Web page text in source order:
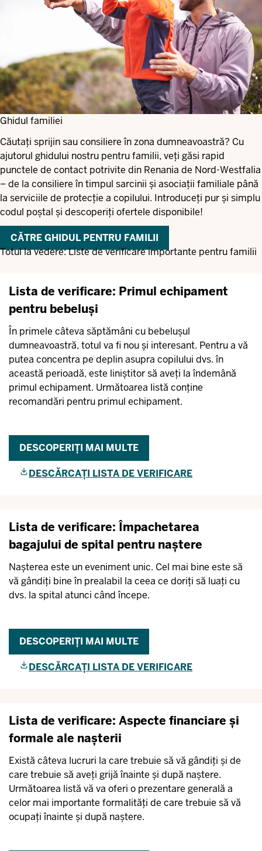
Ghidul familiei
Căutați sprijin sau consiliere în zona dumneavoastră? Cu
ajutorul ghidului nostru pentru familii, veți găsi rapid
punctele de contact potrivite din Renania de Nord-Westfalia
– de la consiliere în timpul sarcinii și asociații familiale până
la serviciile de protecție a copilului. Introduceți pur și simplu
codul poștal și descoperiți ofertele disponibile!
CĂTRE GHIDUL PENTRU FAMILII
Totul la vedere: Liste de verificare importante pentru familii
Lista de verificare: Primul echipament
pentru bebeluși
În primele câteva săptămâni cu bebelușul
dumneavoastră, totul va fi nou și interesant. Pentru a vă
putea concentra pe deplin asupra copilului dvs. în
această perioadă, este liniștitor să aveți la îndemână
primul echipament. Următoarea listă conține
recomandări pentru primul echipament.
DESCOPERIȚI MAI MULTE
DESCĂRCAȚI LISTA DE VERIFICARE
Lista de verificare: Împachetarea
bagajului de spital pentru naștere
Nașterea este un eveniment unic. Cel mai bine este să
vă gândiți bine în prealabil la ceea ce doriți să luați cu
dvs. la spital atunci când începe.
DESCOPERIȚI MAI MULTE
DESCĂRCAȚI LISTA DE VERIFICARE
Lista de verificare: Aspecte financiare și
formale ale nașterii
Există câteva lucruri la care trebuie să vă gândiți și de
care trebuie să aveți grijă înainte și după naștere.
Următoarea listă vă va oferi o prezentare generală a
celor mai importante formalități de care trebuie să vă
ocupați înainte și după naștere.